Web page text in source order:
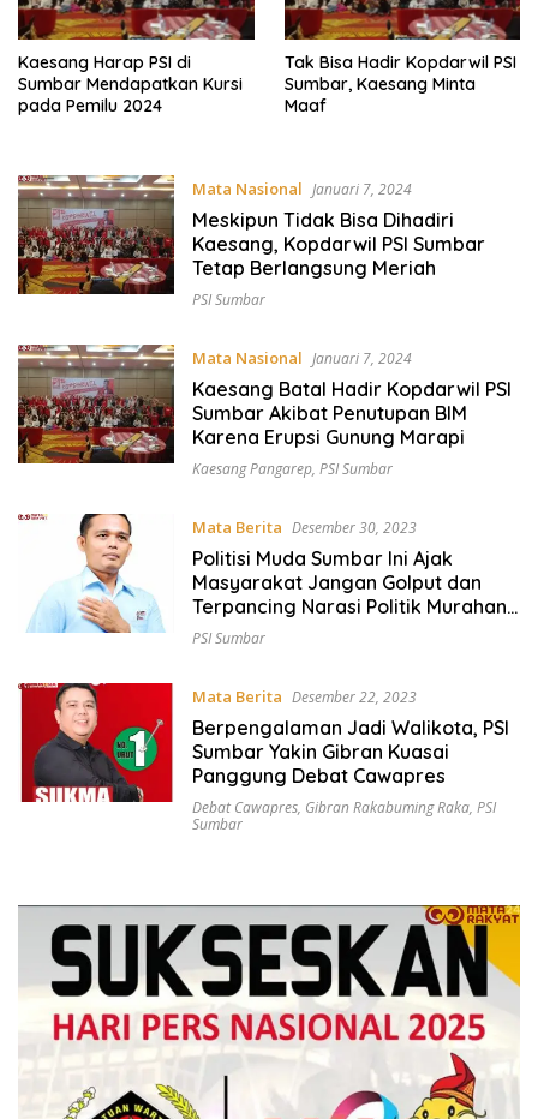
Kaesang Harap PSI di
Sumbar Mendapatkan Kursi
pada Pemilu 2024
Tak Bisa Hadir Kopdarwil PSI
Sumbar, Kaesang Minta
Maaf
Mata Nasional Januari 7, 2024
Meskipun Tidak Bisa Dihadiri
Kaesang, Kopdarwil PSI Sumbar
Tetap Berlangsung Meriah
PSI Sumbar
Mata Nasional Januari 7, 2024
Kaesang Batal Hadir Kopdarwil PSI
Sumbar Akibat Penutupan BIM
Karena Erupsi Gunung Marapi
Kaesang Pangarep, PSI Sumbar
Mata Berita Desember 30, 2023
Politisi Muda Sumbar Ini Ajak
Masyarakat Jangan Golput dan
Terpancing Narasi Politik Murahan
Menjelang Pemilu Serentak 2024
PSI Sumbar
Mata Berita Desember 22, 2023
Berpengalaman Jadi Walikota, PSI
Sumbar Yakin Gibran Kuasai
Panggung Debat Cawapres
Debat Cawapres, Gibran Rakabuming Raka, PSI
Sumbar